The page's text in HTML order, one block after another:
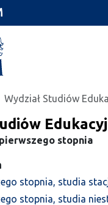
Wydział Studiów
stopnia
stopnia, studia
stopnia, studia